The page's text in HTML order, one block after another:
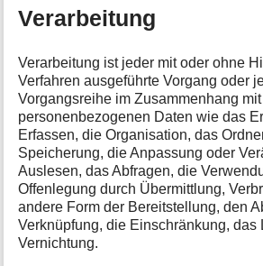
Verarbeitung
Verarbeitung ist jeder mit oder ohne
Verfahren ausgeführte Vorgang oder
Vorgangsreihe im Zusammenhang mit
personenbezogenen Daten wie das
Erfassen, die Organisation, das
Speicherung, die Anpassung oder
Auslesen, das Abfragen, die
Offenlegung durch Übermittlung,
andere Form der Bereitstellung, den
Verknüpfung, die Einschränkung, das
Vernichtung.